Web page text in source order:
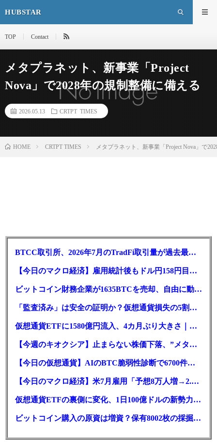
HUBSTAR
TOP Contact
メタプラネット、新事業「Project
Nova」で2028年の規制整備に備える
2026.05.13 CRTPT TIMES
HOME CRTPT TIMES メタプラネット、新事業「Project Nova」で
BTCC取引所、2026年7月のTradFi取引量が過去最高を記録！前月比3倍に急増
【今日のマクロ経済】雇用統計後もドル円158円目前へ。日経66,800円台に急伸
ビットコイン財務企業が1635BTCを売却、自由に動かせるのは325枚だけ
「監査済み」は安全の証明か？仮想通貨損失の5割が人的要因
仮想通貨ETFに1580億円流入、4カ月ぶり大きさ｜BTC・ETH
【今週のキオクシア】止まらない株価下落、”メタプラネット化”の指摘は本当？
【今日の仮想通貨】AIのBTC脆弱性診断で6700件の指摘。赤字マイニング企業はAIに賭ける
【今日のマクロ経済】米7月雇用「予想8万人増→2.3万人減」で利上げ観測後退
仮想通貨ETFの裏側に変化、1日100億ドルの新勢力がSEC登録
ビットコイン購入の原資は増資？保有8002枚の採掘企業の実態とは